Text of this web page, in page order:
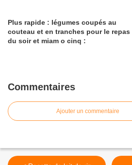
Plus rapide : légumes coupés au
couteau et en tranches pour le repas
du soir et miam o cinq :
Commentaires
Ajouter un commentaire